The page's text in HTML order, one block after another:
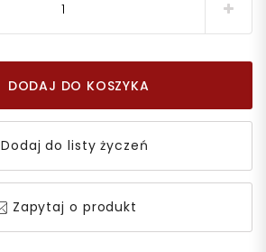
DODAJ DO KOSZYKA
Dodaj do listy życzeń
Zapytaj o produkt